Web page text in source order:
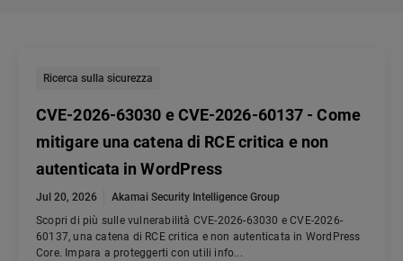
Ricerca sulla sicurezza
CVE-2026-63030 e CVE-2026-60137 - Come
mitigare una catena di RCE critica e non
autenticata in WordPress
Jul 20, 2026
Akamai Security Intelligence Group
Scopri di più sulle vulnerabilità CVE-2026-63030 e CVE-2026-
60137, una catena di RCE critica e non autenticata in WordPress
Core. Impara a proteggerti con utili info...